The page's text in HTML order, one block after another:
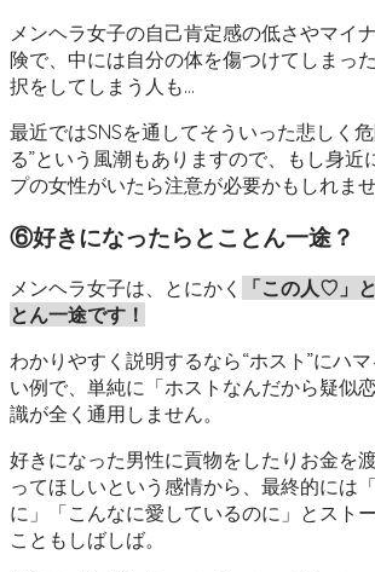
メンヘラ女子の自己肯定感の低さやマイ
険で、中には自分の体を傷つけてしまっ
択をしてしまう人も…
最近ではSNSを通してそういった悲しく
る”という風潮もありますので、もし身近
プの女性がいたら注意が必要かもしれませ
⑥好きになったらとことん一途？
メンヘラ女子は、とにかく
「この人♡」
とん一途です！
わかりやすく説明するなら“ホスト”にハ
い例で、単純に「ホストなんだから疑似
識が全く通用しません。
好きになった男性に貢物をしたりお金を
ってほしいという感情から、最終的には
に」「こんなに愛しているのに」とスト
こともしばしば。